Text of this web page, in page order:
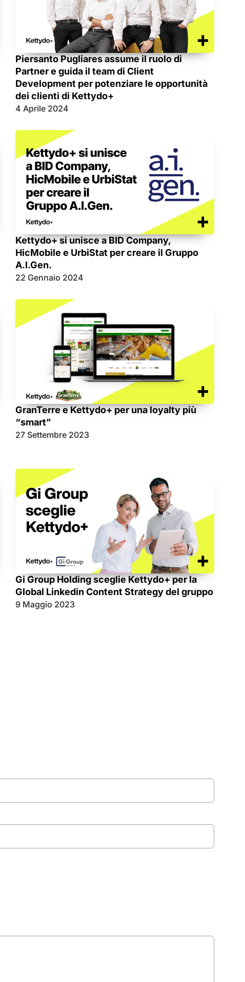
Piersanto Pugliares assume il ruolo di
Partner e guida il team di Client
Development per potenziare le opportunità
dei clienti di Kettydo+
4 Aprile 2024
Kettydo+ si unisce a BID Company,
HicMobile e UrbiStat per creare il Gruppo
A.I.Gen.
22 Gennaio 2024
GranTerre e Kettydo+ per una loyalty più
“smart”
27 Settembre 2023
Gi Group Holding sceglie Kettydo+ per la
Global Linkedin Content Strategy del gruppo
9 Maggio 2023